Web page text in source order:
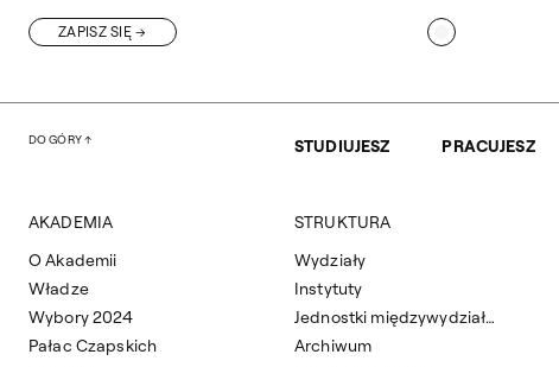
ZAPISZ SIĘ
DO GÓRY STUDIUJESZ PRACUJESZ
AKADEMIA
O Akademii
Władze
Wybory 2024
Pałac Czapskich
STRUKTURA
Wydziały
Instytuty
Jednostki międzywydziałowe
Archiwum